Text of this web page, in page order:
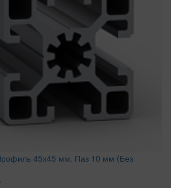
45х45 мм. Паз 10 мм (Без